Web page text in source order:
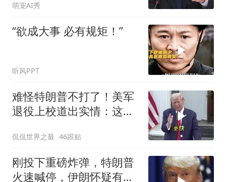
萌宠AI秀
“欲成大事 必有规矩！”
听风PPT
难怪特朗普不打了！美军
退役上校道出实情：这场
侃侃世界之最 46跟贴
刚投下重磅炸弹，特朗普
火速喊停，伊朗怀疑有